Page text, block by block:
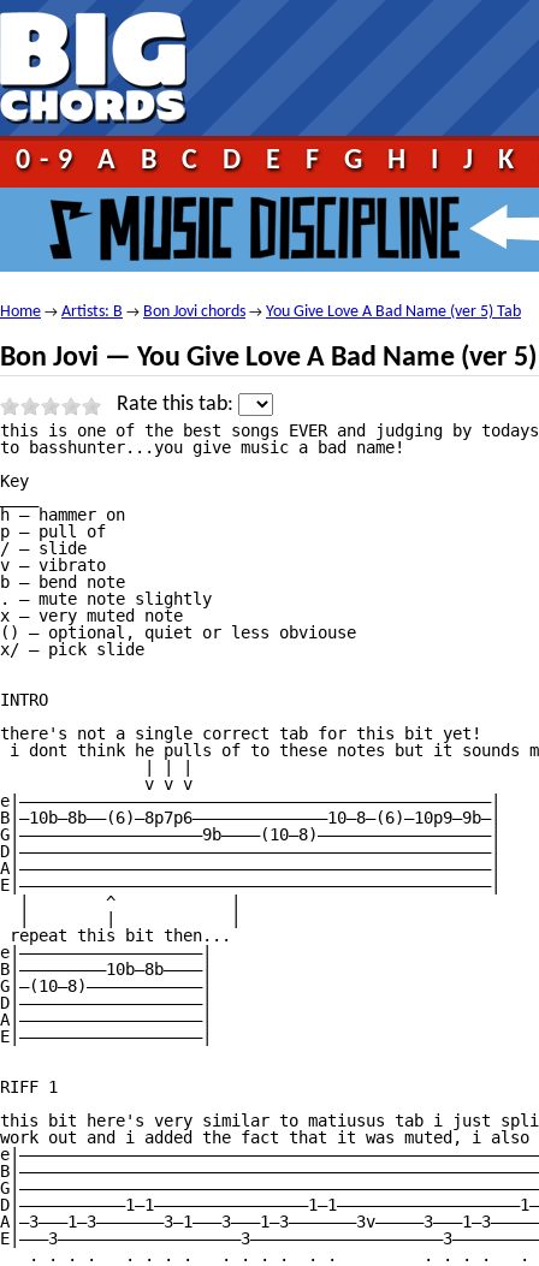
0-9 A B C D E F G H I J K
Home → Artists: B → Bon Jovi chords → You Give Love A Bad Name (ver 5) Tab
Bon Jovi — You Give Love A Bad Name (ver 5)
Rate this tab:
this is one of the best songs EVER and judging by
to basshunter...you give music a bad name!
Key
h — hammer on
p — pull of
/ — slide
v — vibrato
b — bend note
. — mute note slightly
x — very muted note
() — optional, quiet or less obviouse
x/ — pick slide
INTRO
there's not a single correct tab for this bit yet!
i dont think he pulls of to these notes but it sounds
               v v v
e|—————————————————————————————————————————————————|
B|—10b—8b——(6)—8p7p6——————————————10—8—(6)—10p9—9b—|
G|———————————————————9b————(10—8)——————————————————|
D|—————————————————————————————————————————————————|
A|—————————————————————————————————————————————————|
E|—————————————————————————————————————————————————|
  |        ^            |
repeat this bit then...
e|———————————————————|
B|—————————10b—8b————|
G|—(10—8)————————————|
D|———————————————————|
A|———————————————————|
E|———————————————————|
RIFF 1
this bit here's very similar to matiusus tab i just
work out and i added the fact that it was muted, i also
. . . .   . . . .   . . . .  . .         . . . .   .